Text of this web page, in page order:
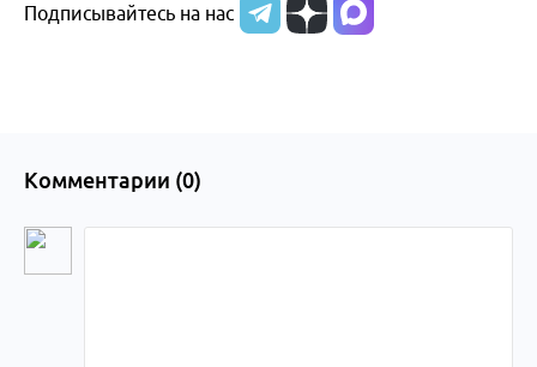
Подписывайтесь на нас
Комментарии (0)